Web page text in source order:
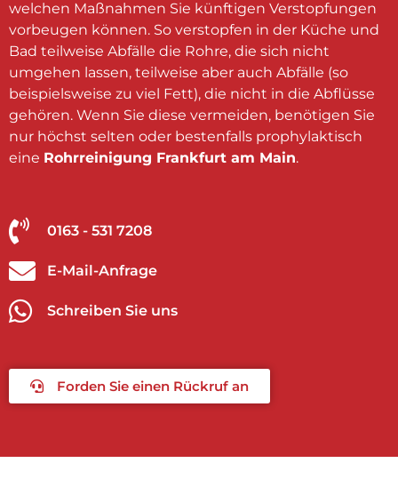
welchen Maßnahmen Sie künftigen Verstopfungen
vorbeugen können. So verstopfen in der Küche und
Bad teilweise Abfälle die Rohre, die sich nicht
umgehen lassen, teilweise aber auch Abfälle (so
beispielsweise zu viel Fett), die nicht in die Abflüsse
gehören. Wenn Sie diese vermeiden, benötigen Sie
nur höchst selten oder bestenfalls prophylaktisch
eine Rohrreinigung Frankfurt am Main.
0163 - 531 7208
E-Mail-Anfrage
Schreiben Sie uns
Forden Sie einen Rückruf an